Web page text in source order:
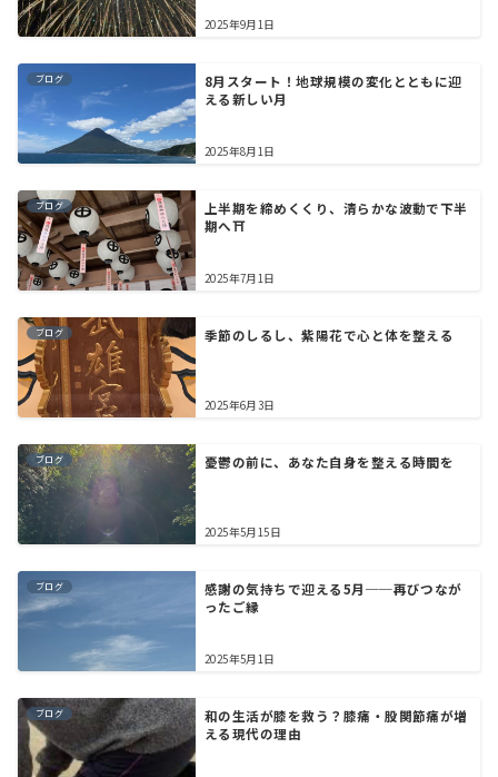
2025年9月1日
ブログ
8月スタート！地球規模の変化とともに迎
える新しい月
2025年8月1日
ブログ
上半期を締めくくり、清らかな波動で下半
期へ⛩️
2025年7月1日
ブログ 季節のしるし、紫陽花で心と体を整える
2025年6月3日
ブログ 憂鬱の前に、あなた自身を整える時間を
2025年5月15日
ブログ
感謝の気持ちで迎える5月──再びつなが
ったご縁
2025年5月1日
ブログ
和の生活が膝を救う？膝痛・股関節痛が増
える現代の理由